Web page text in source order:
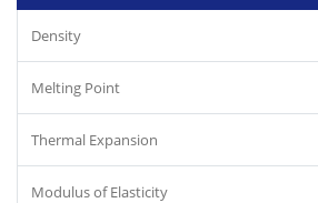
Density
Melting Point
Thermal Expansion
Modulus of Elasticity